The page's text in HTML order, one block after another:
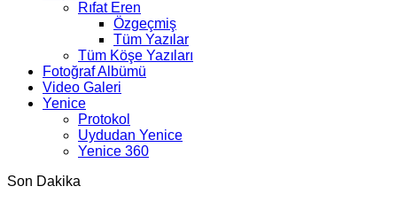
Rıfat Eren
Özgeçmiş
Tüm Yazılar
Tüm Köşe Yazıları
Fotoğraf Albümü
Video Galeri
Yenice
Protokol
Uydudan Yenice
Yenice 360
Son Dakika